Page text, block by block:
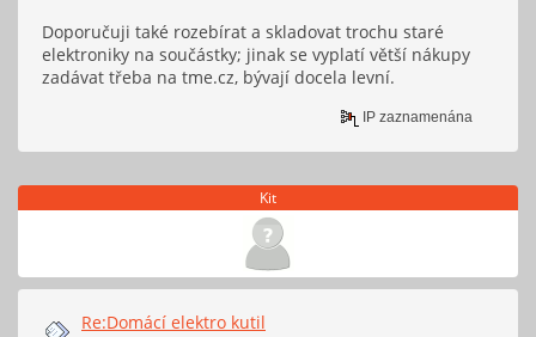
Doporučuji také rozebírat a skladovat trochu staré
elektroniky na součástky; jinak se vyplatí větší nákupy
zadávat třeba na tme.cz, bývají docela levní.
IP zaznamenána
Kit
Re:Domácí elektro kutil